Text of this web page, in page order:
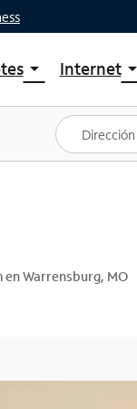
arrow_drop_down
paquetes
One
ofertas
Internetarrow_drop_down
Planes
Warrensburg, MO